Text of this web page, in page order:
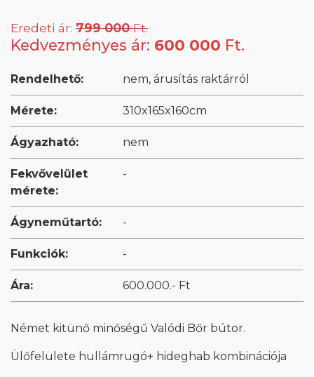
Eredeti ár: 799 000Ft.
Kedvezményes ár: 600 000 Ft.
Rendelhető: nem, árusítás raktárról
Mérete: 310x165x160cm
Ágyazható: nem
Fekvővelület
mérete:
-
Ágyneműtartó: -
Funkciók: -
Ára: 600.000.- Ft
Német kitünő minőségű Valódi Bőr bútor.
Ülőfelülete hullámrugó+ hideghab kombinációja